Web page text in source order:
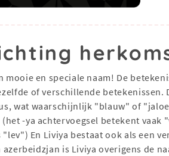
mooie en speciale naam! De
of verschillende betekenissen.
wat waarschijnlijk "blauw" of
-ya achtervoegsel betekent
En Liviya bestaat ook als een
azerbeidzjan is Liviya overigens de